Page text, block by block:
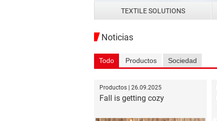
TEXTILE SOLUTIONS
Noticias
Todo Productos Sociedad
Productos | 26.09.2025
Fall is getting cozy